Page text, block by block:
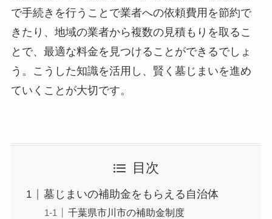
で手続きを行うことで業者への依頼費用を節約で
きたり、地域の業者から複数の見積もりを取るこ
とで、最適な料金を見つけることができるでしょ
う。こうした知識を活用し、賢く墓じまいを進め
ていくことが大切です。
目次
墓じまいの補助金をもらえる自治体
千葉県市川市の補助金制度